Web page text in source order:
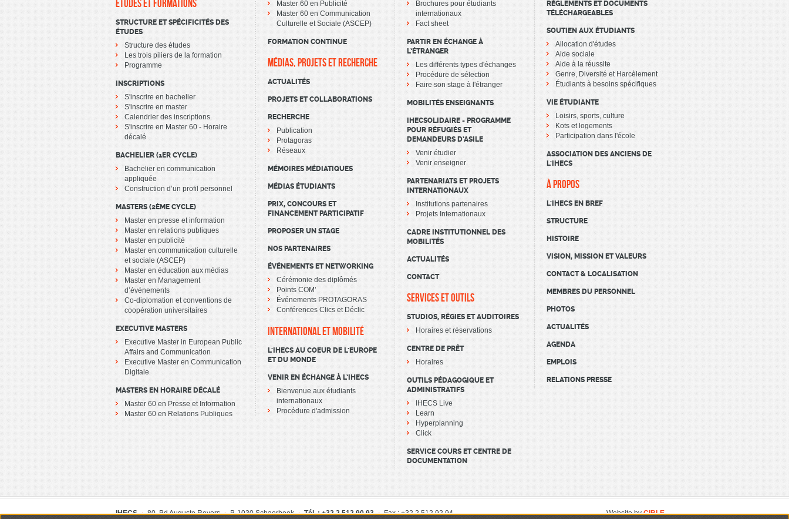
ÉTUDES ET FORMATIONS
STRUCTURE ET SPÉCIFICITÉS DES
ÉTUDES
Structure des études
Les trois piliers de la formation
Programme
INSCRIPTIONS
S'inscrire en bachelier
S'inscrire en master
Calendrier des inscriptions
S'inscrire en Master 60 - Horaire
décalé
BACHELIER (1ER CYCLE)
Bachelier en communication
appliquée
Construction d’un profil personnel
MASTERS (2ÈME CYCLE)
Master en presse et information
Master en relations publiques
Master en publicité
Master en communication culturelle
et sociale (ASCEP)
Master en éducation aux médias
Master en Management
d’événements
Co-diplomation et conventions de
coopération universitaires
EXECUTIVE MASTERS
Executive Master in European Public
Affairs and Communication
Executive Master en Communication
Digitale
MASTERS EN HORAIRE DÉCALÉ
Master 60 en Presse et Information
Master 60 en Relations Publiques
Master 60 en Publicité
Master 60 en Communication
Culturelle et Sociale (ASCEP)
FORMATION CONTINUE
MÉDIAS, PROJETS ET RECHERCHE
ACTUALITÉS
PROJETS ET COLLABORATIONS
RECHERCHE
Publication
Protagoras
Réseaux
MÉMOIRES MÉDIATIQUES
MÉDIAS ÉTUDIANTS
PRIX, CONCOURS ET
FINANCEMENT PARTICIPATIF
PROPOSER UN STAGE
NOS PARTENAIRES
ÉVÉNEMENTS ET NETWORKING
Cérémonie des diplômés
Points COM’
Événements PROTAGORAS
Conférences Clics et Déclic
INTERNATIONAL ET MOBILITÉ
L'IHECS AU COEUR DE L'EUROPE
ET DU MONDE
VENIR EN ÉCHANGE À L’IHECS
Bienvenue aux étudiants
internationaux
Procédure d'admission
Brochures pour étudiants
internationaux
Fact sheet
PARTIR EN ÉCHANGE À
L’ÉTRANGER
Les différents types d'échanges
Procédure de sélection
Faire son stage à l'étranger
MOBILITÉS ENSEIGNANTS
IHECSOLIDAIRE - PROGRAMME
POUR RÉFUGIÉS ET
DEMANDEURS D’ASILE
Venir étudier
Venir enseigner
PARTENARIATS ET PROJETS
INTERNATIONAUX
Institutions partenaires
Projets Internationaux
CADRE INSTITUTIONNEL DES
MOBILITÉS
ACTUALITÉS
CONTACT
SERVICES ET OUTILS
STUDIOS, RÉGIES ET AUDITOIRES
Horaires et réservations
CENTRE DE PRÊT
Horaires
OUTILS PÉDAGOGIQUE ET
ADMINISTRATIFS
IHECS Live
Learn
Hyperplanning
Click
SERVICE COURS ET CENTRE DE
DOCUMENTATION
RÈGLEMENTS ET DOCUMENTS
TÉLÉCHARGEABLES
SOUTIEN AUX ÉTUDIANTS
Allocation d'études
Aide sociale
Aide à la réussite
Genre, Diversité et Harcèlement
Étudiants à besoins spécifiques
VIE ÉTUDIANTE
Loisirs, sports, culture
Kots et logements
Participation dans l'école
ASSOCIATION DES ANCIENS DE
L'IHECS
À PROPOS
L'IHECS EN BREF
STRUCTURE
HISTOIRE
VISION, MISSION ET VALEURS
CONTACT & LOCALISATION
MEMBRES DU PERSONNEL
PHOTOS
ACTUALITÉS
AGENDA
EMPLOIS
RELATIONS PRESSE
IHECS 80, Bd Auguste Reyers B-1030 Schaerbeek Tél. : +32 2 512 90 93 Fax : +32 2 512 92 94 Website byCIBLE